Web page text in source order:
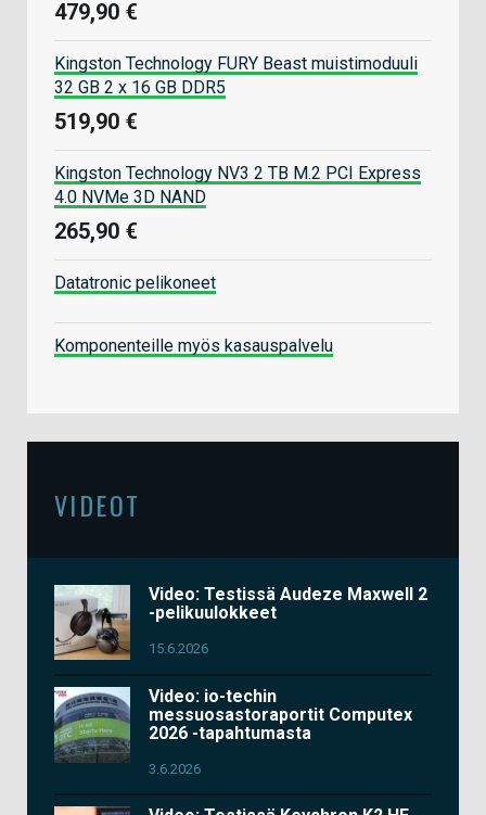
479,90 €
Kingston Technology FURY Beast muistimoduuli
32 GB 2 x 16 GB DDR5
519,90 €
Kingston Technology NV3 2 TB M.2 PCI Express
4.0 NVMe 3D NAND
265,90 €
Datatronic pelikoneet
Komponenteille myös kasauspalvelu
VIDEOT
Video: Testissä Audeze Maxwell 2
-pelikuulokkeet
15.6.2026
Video: io-techin
messuosastoraportit Computex
2026 -tapahtumasta
3.6.2026